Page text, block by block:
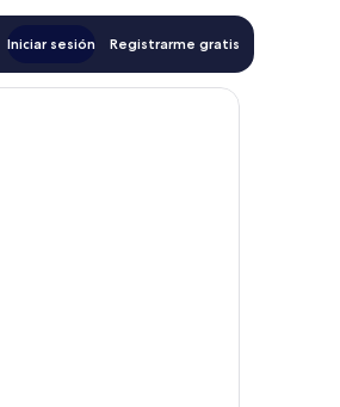
Iniciar sesión Registrarme gratis